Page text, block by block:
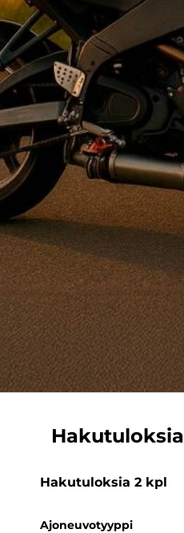
Hakutuloksia
Hakutuloksia 2 kpl
Ajoneuvotyyppi